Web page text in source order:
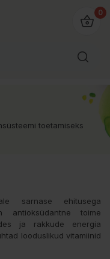
0
toetamiseks
sarnase ehitusega
antioksüdantne toime
ja rakkude energia
looduslikud vitamiinid